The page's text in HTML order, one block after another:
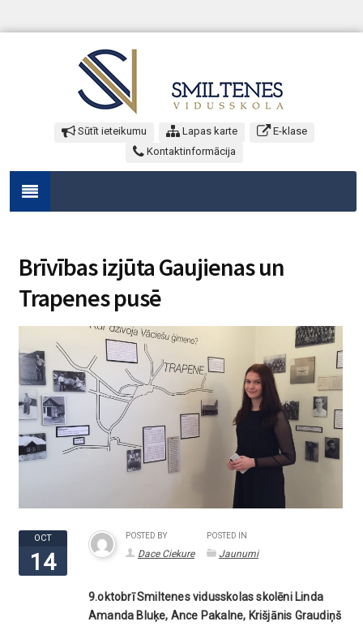
Sūtīt ieteikumu Lapas karte
E-klase
Kontaktinformācija
Brīvības izjūta Gaujienas un
Trapenes pusē
OCT
14
POSTED BY
Dace Ciekure
POSTED IN
Jaunumi
9.oktobrī Smiltenes vidusskolas skolēni Linda
Amanda Bluķe, Ance Pakalne, Krišjānis Graudiņš